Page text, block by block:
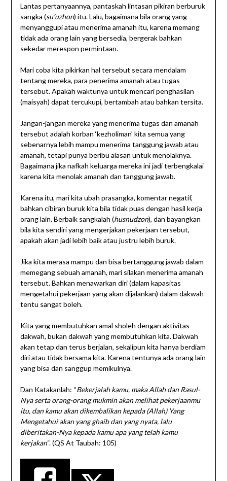
Lantas pertanyaannya, pantaskah lintasan pikiran berburuk
sangka (su’uzhon) itu. Lalu, bagaimana bila orang yang
menyanggupi atau menerima amanah itu, karena memang
tidak ada orang lain yang bersedia, bergerak bahkan
sekedar merespon permintaan.
Mari coba kita pikirkan hal tersebut secara mendalam
tentang mereka, para penerima amanah atau tugas
tersebut. Apakah waktunya untuk mencari penghasilan
(maisyah) dapat tercukupi, bertambah atau bahkan tersita.
Jangan-jangan mereka yang menerima tugas dan amanah
tersebut adalah korban ‘kezholiman’ kita semua yang
sebenarnya lebih mampu menerima tanggung jawab atau
amanah, tetapi punya beribu alasan untuk menolaknya.
Bagaimana jika nafkah keluarga mereka ini jadi terbengkalai
karena kita menolak amanah dan tanggung jawab.
Karena itu, mari kita ubah prasangka, komentar negatif,
bahkan cibiran buruk kita bila tidak puas dengan hasil kerja
orang lain. Berbaik sangkalah (husnudzon), dan bayangkan
bila kita sendiri yang mengerjakan pekerjaan tersebut,
apakah akan jadi lebih baik atau justru lebih buruk.
Jika kita merasa mampu dan bisa bertanggung jawab dalam
memegang sebuah amanah, mari silakan menerima amanah
tersebut. Bahkan menawarkan diri (dalam kapasitas
mengetahui pekerjaan yang akan dijalankan) dalam dakwah
tentu sangat boleh.
Kita yang membutuhkan amal sholeh dengan aktivitas
dakwah, bukan dakwah yang membutuhkan kita. Dakwah
akan tetap dan terus berjalan, sekalipun kita hanya berdiam
diri atau tidak bersama kita. Karena tentunya ada orang lain
yang bisa dan sanggup memikulnya.
Dan Katakanlah: “Bekerjalah kamu, maka Allah dan Rasul-
Nya serta orang-orang mukmin akan melihat pekerjaanmu
itu, dan kamu akan dikembalikan kepada (Allah) Yang
Mengetahui akan yang ghaib dan yang nyata, lalu
diberitakan-Nya kepada kamu apa yang telah kamu
kerjakan“. (QS At Taubah: 105)